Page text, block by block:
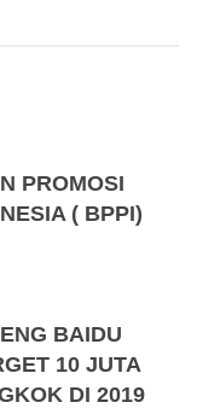
PROMOSI
( BPPI)
BAIDU
10 JUTA
DI 2019